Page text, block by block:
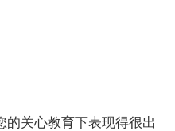
关心教育下表现得很出